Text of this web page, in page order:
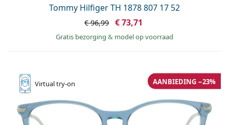
Tommy Hilfiger TH 1878 807 17 52
€ 96,99 € 73,71
Gratis bezorging & model op voorraad
Virtualtry-on AANBIEDING −23%